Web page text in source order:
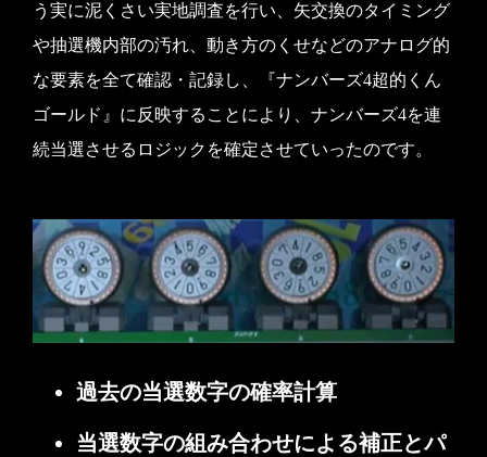
う実に泥くさい実地調査を行い、矢交換のタイミング
や抽選機内部の汚れ、動き方のくせなどのアナログ的
な要素を全て確認・記録し、『ナンバーズ4超的くん
ゴールド』に反映することにより、ナンバーズ4を連
続当選させるロジックを確定させていったのです。
過去の当選数字の確率計算
当選数字の組み合わせによる補正とパ